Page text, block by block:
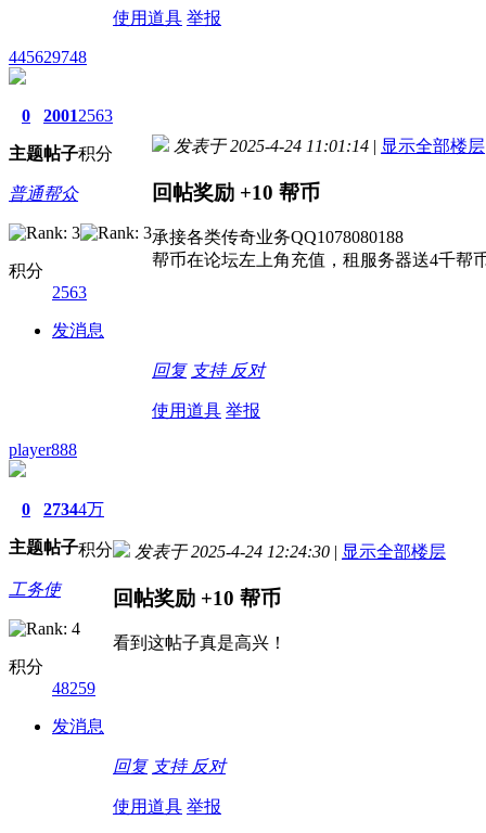
使用道具 举报
445629748
0
主题
2001
帖子
2563
积分
普通帮众
积分
2563
发消息
发表于 2025-4-24 11:01:14 | 显示全部楼层
回帖奖励 +10 帮币
承接各类传奇业务QQ1078080188
帮币在论坛左上角充值，租服务器送4千帮
回复 支持 反对
使用道具 举报
player888
0
主题
2734
帖子
4万
积分
工务使
积分
48259
发消息
发表于 2025-4-24 12:24:30 | 显示全部楼层
回帖奖励 +10 帮币
看到这帖子真是高兴！
回复 支持 反对
使用道具 举报